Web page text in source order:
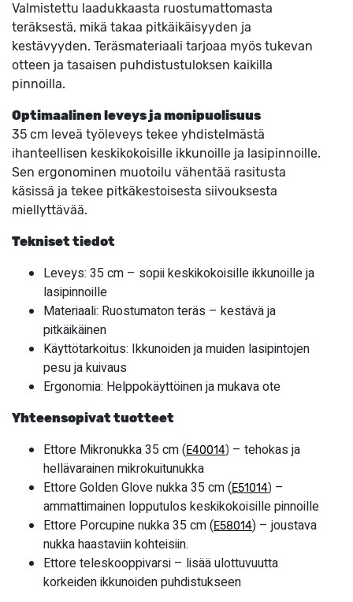
Valmistettu laadukkaasta ruostumattomasta
teräksestä, mikä takaa pitkäikäisyyden ja
kestävyyden. Teräsmateriaali tarjoaa myös tukevan
otteen ja tasaisen puhdistustuloksen kaikilla
pinnoilla.
Optimaalinen leveys ja monipuolisuus
35 cm leveä työleveys tekee yhdistelmästä
ihanteellisen keskikokoisille ikkunoille ja lasipinnoille.
Sen ergonominen muotoilu vähentää rasitusta
käsissä ja tekee pitkäkestoisesta siivouksesta
miellyttävää.
Tekniset tiedot
Leveys: 35 cm – sopii keskikokoisille ikkunoille ja
lasipinnoille
Materiaali: Ruostumaton teräs – kestävä ja
pitkäikäinen
Käyttötarkoitus: Ikkunoiden ja muiden lasipintojen
pesu ja kuivaus
Ergonomia: Helppokäyttöinen ja mukava ote
Yhteensopivat tuotteet
Ettore Mikronukka 35 cm (E40014) – tehokas ja
hellävarainen mikrokuitunukka
Ettore Golden Glove nukka 35 cm (E51014) –
ammattimainen lopputulos keskikokoisille pinnoille
Ettore Porcupine nukka 35 cm (E58014) – joustava
nukka haastaviin kohteisiin.
Ettore teleskooppivarsi – lisää ulottuvuutta
korkeiden ikkunoiden puhdistukseen